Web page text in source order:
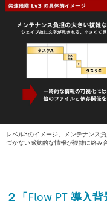
レベル3のイメージ。メンテナンス
づかない感覚的な情報が複雑に絡み合
２「Flow PT 導入背